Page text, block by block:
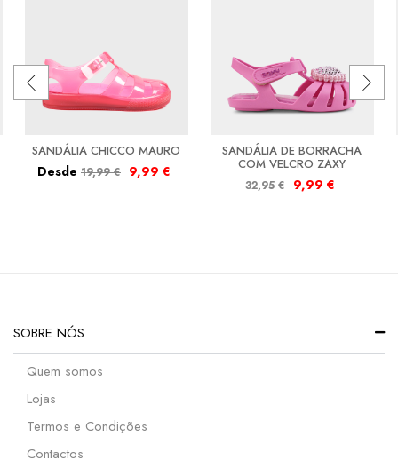
SANDÁLIA CHICCO MAURO
Desde 19,99€ 9,99 €
SANDÁLIA DE BORRACHA
COM VELCRO ZAXY
32,95€ 9,99 €
SOBRE NÓS
Quem somos
Lojas
Termos e Condições
Contactos